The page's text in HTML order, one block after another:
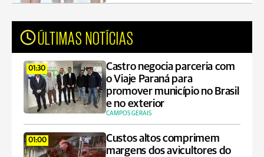
ÚLTIMAS NOTÍCIAS
01:30
Castro negocia parceria com
o Viaje Paraná para
promover município no Brasil
e no exterior
CAMPOS GERAIS
01:00
Custos altos comprimem
margens dos avicultores do